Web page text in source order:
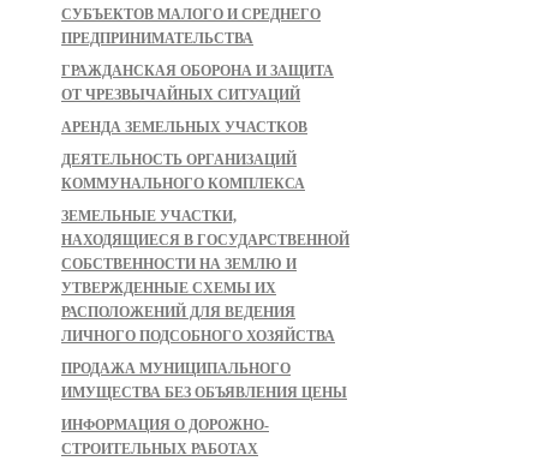
СУБЪЕКТОВ МАЛОГО И СРЕДНЕГО
ПРЕДПРИНИМАТЕЛЬСТВА
ГРАЖДАНСКАЯ ОБОРОНА И ЗАЩИТА
ОТ ЧРЕЗВЫЧАЙНЫХ СИТУАЦИЙ
АРЕНДА ЗЕМЕЛЬНЫХ УЧАСТКОВ
ДЕЯТЕЛЬНОСТЬ ОРГАНИЗАЦИЙ
КОММУНАЛЬНОГО КОМПЛЕКСА
ЗЕМЕЛЬНЫЕ УЧАСТКИ,
НАХОДЯЩИЕСЯ В ГОСУДАРСТВЕННОЙ
СОБСТВЕННОСТИ НА ЗЕМЛЮ И
УТВЕРЖДЕННЫЕ СХЕМЫ ИХ
РАСПОЛОЖЕНИЙ ДЛЯ ВЕДЕНИЯ
ЛИЧНОГО ПОДСОБНОГО ХОЗЯЙСТВА
ПРОДАЖА МУНИЦИПАЛЬНОГО
ИМУЩЕСТВА БЕЗ ОБЪЯВЛЕНИЯ ЦЕНЫ
ИНФОРМАЦИЯ О ДОРОЖНО-
СТРОИТЕЛЬНЫХ РАБОТАХ